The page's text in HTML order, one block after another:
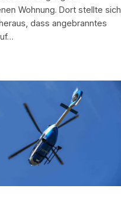
Wohnung. Dort stellte sich
dass angebranntes